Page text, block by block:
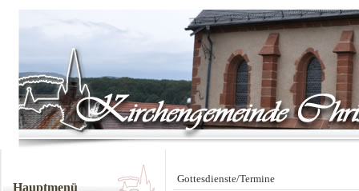
Hauptmenü
Gottesdienste/Termine